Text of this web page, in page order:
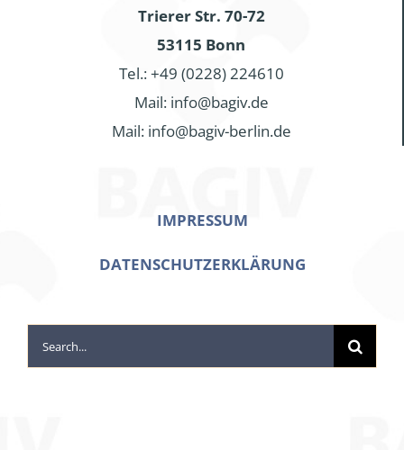
Trierer Str. 70-72
53115 Bonn
Tel.: +49 (0228) 224610
Mail: info@bagiv.de
Mail: info@bagiv-berlin.de
IMPRESSUM
DATENSCHUTZERKLÄRUNG
Search
for: